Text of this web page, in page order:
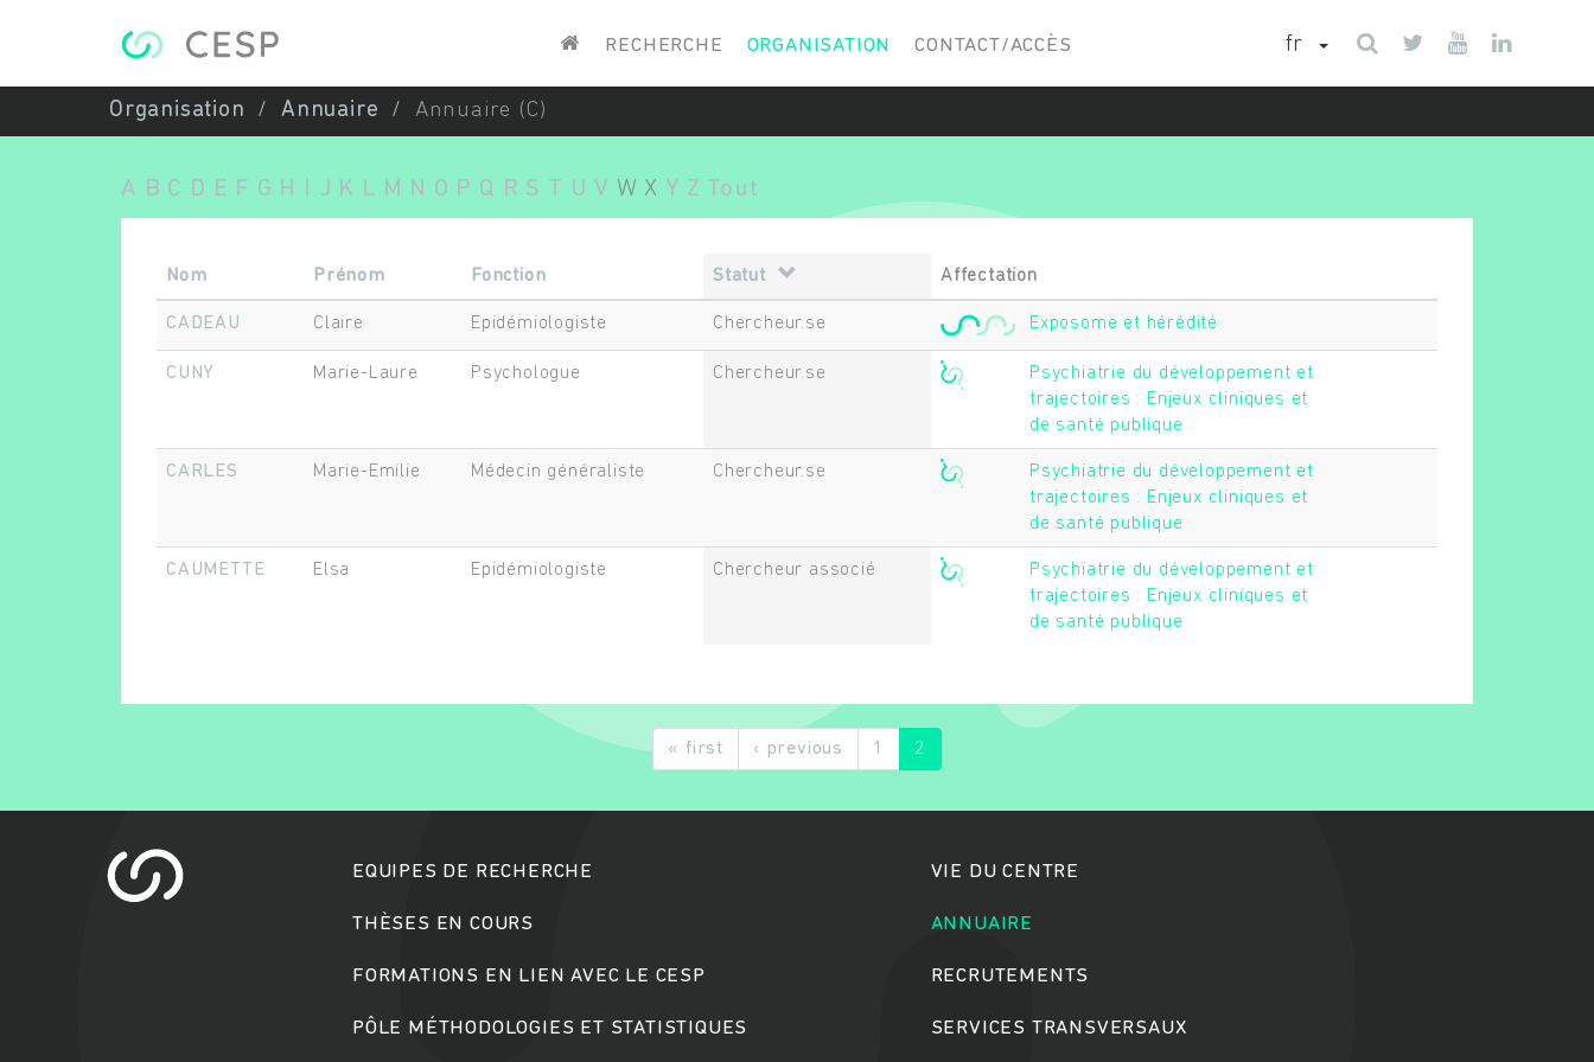
RECHERCHE ORGANISATION CONTACT/ACCÈS fr
Organisation Annuaire Annuaire (C)
A B C D E F G H J K L M N O P Q R S T U V W X Y Z Tout
Nom Prénom Fonction Statut Affectation
CADEAU Claire Epidémiologiste Chercheur.se Exposome et hérédité
CUNY Marie-Laure Psychologue Chercheur.se
Psychiatrie du développement et
trajectoires : Enjeux cliniques et
de santé publique
CARLES Marie-Emilie Médecin généraliste Chercheur.se
Psychiatrie du développement et
trajectoires : Enjeux cliniques et
de santé publique
CAUMETTE Elsa Epidémiologiste Chercheur associé
Psychiatrie du développement et
trajectoires : Enjeux cliniques et
de santé publique
« first ‹ previous 1 2
EQUIPES DE RECHERCHE
THÈSES EN COURS
FORMATIONS EN LIEN AVEC LE CESP
PÔLE MÉTHODOLOGIES ET STATISTIQUES
VIE DU CENTRE
ANNUAIRE
RECRUTEMENTS
SERVICES TRANSVERSAUX